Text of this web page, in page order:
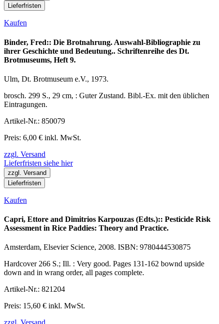
Lieferfristen
Kaufen
Binder, Fred:: Die Brotnahrung. Auswahl-Bibliographie zu
ihrer Geschichte und Bedeutung.. Schriftenreihe des Dt.
Brotmuseums, Heft 9.
Ulm, Dt. Brotmuseum e.V., 1973.
brosch. 299 S., 29 cm, : Guter Zustand. Bibl.-Ex. mit den üblichen
Eintragungen.
Artikel-Nr.: 850079
Preis: 6,00 € inkl. MwSt.
zzgl. Versand
Lieferfristen siehe hier
zzgl. Versand
Lieferfristen
Kaufen
Capri, Ettore and Dimitrios Karpouzas (Edts.):: Pesticide Risk
Assessment in Rice Paddies: Theory and Practice.
Amsterdam, Elsevier Science, 2008. ISBN: 9780444530875
Hardcover 266 S.; Ill. : Very good. Pages 131-162 bownd upside
down and in wrang order, all pages complete.
Artikel-Nr.: 821204
Preis: 15,60 € inkl. MwSt.